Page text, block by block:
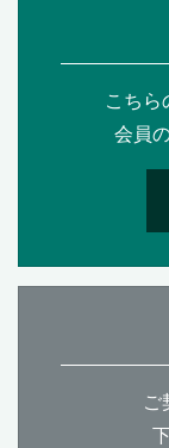
こちら
会員
ご